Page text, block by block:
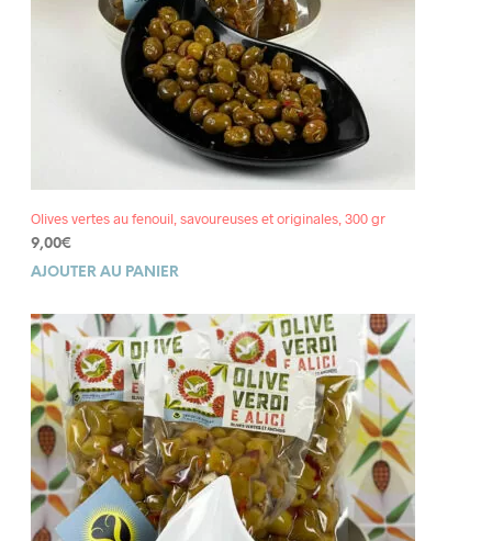
Olives vertes au fenouil, savoureuses et originales, 300 gr
9,00€
AJOUTER AU PANIER